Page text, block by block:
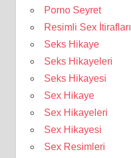
Porno Seyret
Resimli Sex İtirafları
Seks Hikaye
Seks Hikayeleri
Seks Hikayesi
Sex Hikaye
Sex Hikayeleri
Sex Hikayesi
Sex Resimleri